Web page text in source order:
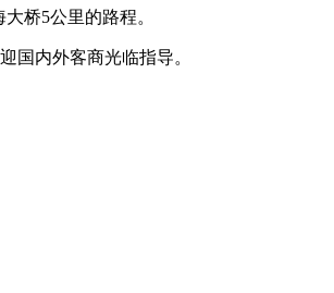
桥5公里的路程。
国内外客商光临指导。